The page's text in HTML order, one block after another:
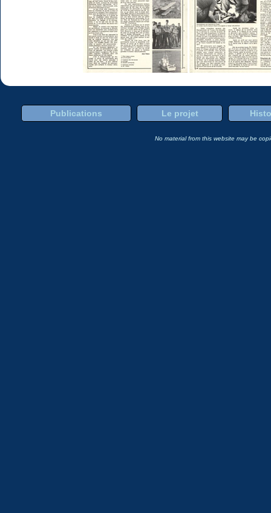
Publications Le projet
No material from this website may be